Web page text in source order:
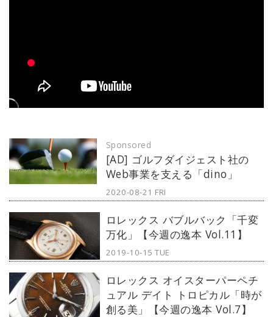
[AD] ゴルフダイジェスト社の
Web事業を支える「dino」
Sponsored
2020-08-21 FRI
ロレックス バブルバック「千変
万化」【今週の逸本 Vol.11】
2019-10-15 TUE
ロレックス オイスターパーペチ
ュアル デイト トロピカル「時が
創る美」【今週の逸本 Vol.7】